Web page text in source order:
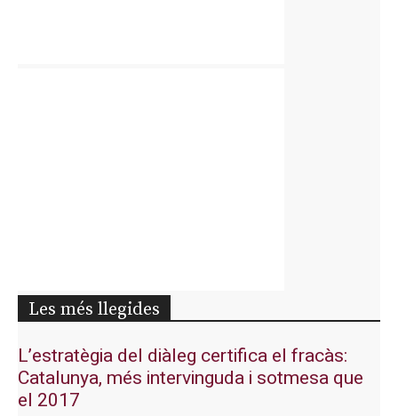
Les més llegides
L’estratègia del diàleg certifica el fracàs:
Catalunya, més intervinguda i sotmesa que
el 2017